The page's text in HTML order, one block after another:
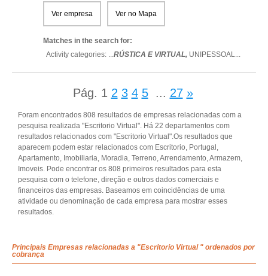
Ver empresa Ver no Mapa
Matches in the search for:
Activity categories: ...RÚSTICA E VIRTUAL, UNIPESSOAL...
Pág. 1 2 3 4 5 ... 27 »
Foram encontrados 808 resultados de empresas relacionadas com a
pesquisa realizada "Escritorio Virtual". Há 22 departamentos com
resultados relacionados com "Escritorio Virtual".Os resultados que
aparecem podem estar relacionados com Escritorio, Portugal,
Apartamento, Imobiliaria, Moradia, Terreno, Arrendamento, Armazem,
Imoveis. Pode encontrar os 808 primeiros resultados para esta
pesquisa com o telefone, direção e outros dados comerciais e
financeiros das empresas. Baseamos em coincidências de uma
atividade ou denominação de cada empresa para mostrar esses
resultados.
Principais Empresas relacionadas a "Escritorio Virtual " ordenados por
cobrança